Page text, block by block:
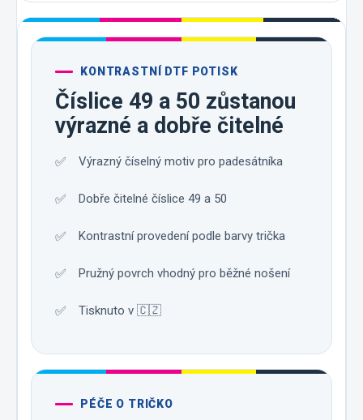
KONTRASTNÍ DTF POTISK
Číslice 49 a 50 zůstanou
výrazné a dobře čitelné
Výrazný číselný motiv pro padesátníka
Dobře čitelné číslice 49 a 50
Kontrastní provedení podle barvy trička
Pružný povrch vhodný pro běžné nošení
Tisknuto v 🇨🇿
PÉČE O TRIČKO